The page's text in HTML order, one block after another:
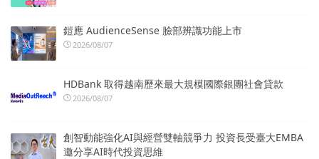
鎧應 AudienceSense 臉部辨識功能上市
2026/08/07
HDBank 取得越南歷來最大規模國際銀團社會貸款
2026/08/07
創智動能強化AI與經營雙軸競爭力 投資長受臺大EMBA
邀分享AI時代投資思維